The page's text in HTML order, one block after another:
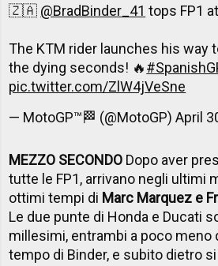
🇿🇦 @BradBinder_41 tops FP1
The KTM rider launches his way
the dying seconds! 🔥
pic.twitter.com/ZlW4jVeSne
— MotoGP™🏁 (@MotoGP)April
MEZZO SECONDO Dopo aver
tutte le FP1, arrivano negli ultimi
ottimi tempi di Marc Marquez e
Le due punte di Honda e Ducati
millesimi, entrambi a poco meno
tempo di Binder, e subito dietro si